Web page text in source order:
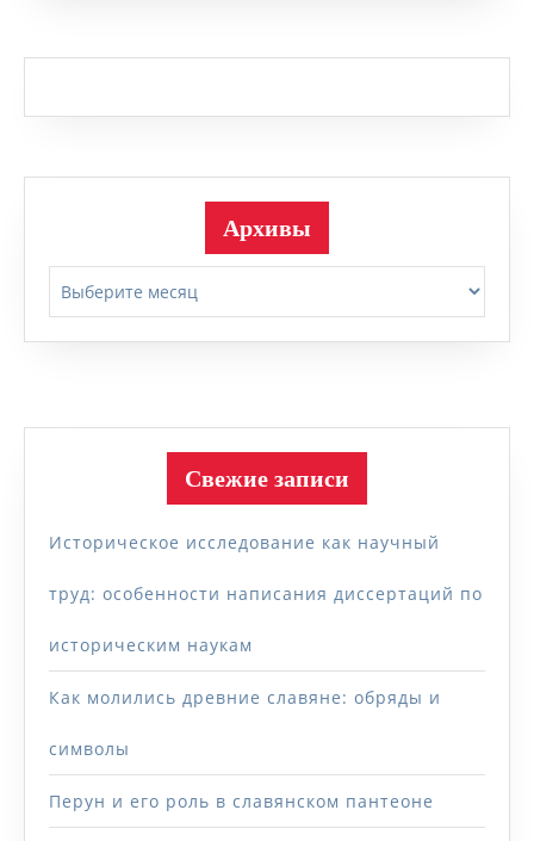
Архивы
Свежие записи
Историческое исследование как научный
труд: особенности написания диссертаций по
историческим наукам
Как молились древние славяне: обряды и
символы
Перун и его роль в славянском пантеоне